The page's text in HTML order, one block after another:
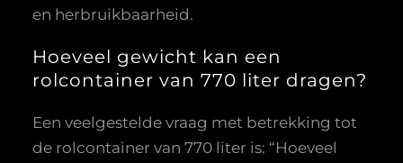
en herbruikbaarheid.
Hoeveel gewicht kan een
rolcontainer van 770 liter dragen?
Een veelgestelde vraag met betrekking tot
de rolcontainer van 770 liter is: “Hoeveel